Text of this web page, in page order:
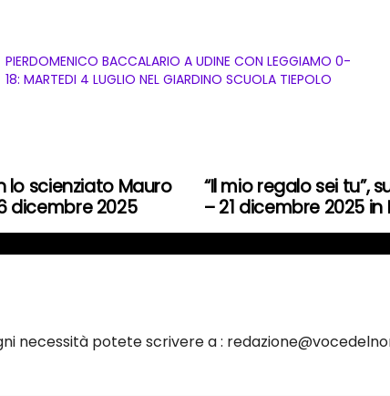
PIERDOMENICO BACCALARIO A UDINE CON LEGGIAMO 0-
18: MARTEDI 4 LUGLIO NEL GIARDINO SCUOLA TIEPOLO
“Il mio regalo sei tu”,
– 21 dicembre 2025
lo scienziato Mauro
dicembre 2025
necessità potete scrivere a :